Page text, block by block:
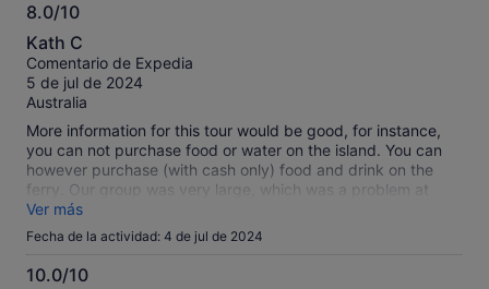
8.0/10
8.0
sobre
10
Kath C
Comentario de Expedia
5 de jul de 2024
Australia
More information for this tour would be good, for instance,
you can not purchase food or water on the island. You can
however purchase (with cash only) food and drink on the
ferry. Our group was very large, which was a problem at
times as the amplifier ear piece doesn’t work if you are at a
distance from the tour guide. The tour itself was interesting.
The tour guide was passionate and very good.
Ver más
Fecha de la actividad: 4 de jul de 2024
10.0/10